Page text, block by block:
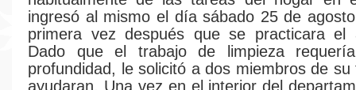
ingresó al mismo el día sábado 25 de
primera vez después que se practicara el
Dado que el trabajo de limpieza
profundidad, le solicitó a dos miembros de su
ayudaran. Una vez en el interior del